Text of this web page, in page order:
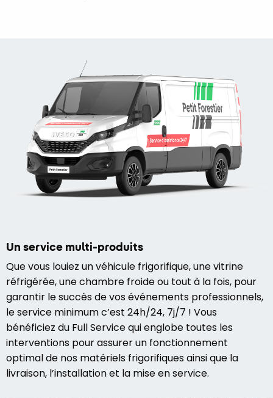
Un service multi-produits
Que vous louiez un véhicule frigorifique, une vitrine
réfrigérée, une chambre froide ou tout à la fois, pour
garantir le succès de vos événements professionnels,
le service minimum c’est 24h/24, 7j/7 ! Vous
bénéficiez du Full Service qui englobe toutes les
interventions pour assurer un fonctionnement
optimal de nos matériels frigorifiques ainsi que la
livraison, l’installation et la mise en service.